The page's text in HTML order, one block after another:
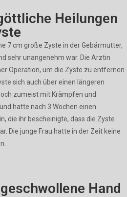
Heilungen
7 cm große Zyste in der Gebärmutter,
sehr unangenehm war. Die Arztin
Operation, um die Zyste zu entfernen.
sich auch über einen längeren
zumeist mit Krämpfen und
hatte nach 3 Wochen einen
die ihr bescheinigte, dass die Zyste
Die junge Frau hatte in der Zeit keine
Hand